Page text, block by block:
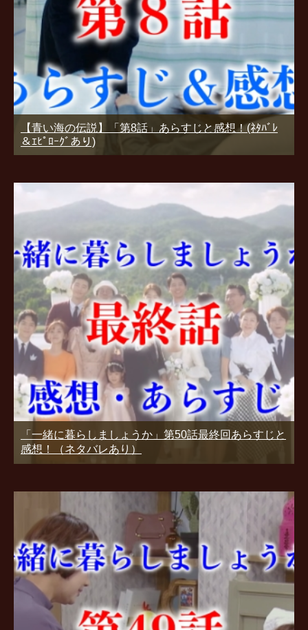
【青い海の伝説】「第8話」あらすじと感想！(ﾈﾀﾊﾞﾚ
＆ｴﾋﾟﾛｰｸﾞあり)
「一緒に暮らしましょうか」第50話最終回あらすじと
感想！（ネタバレあり）